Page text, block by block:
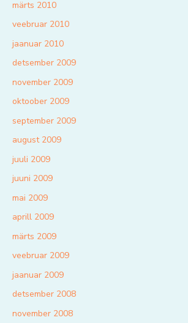
märts 2010
veebruar 2010
jaanuar 2010
detsember 2009
november 2009
oktoober 2009
september 2009
august 2009
juuli 2009
juuni 2009
mai 2009
aprill 2009
märts 2009
veebruar 2009
jaanuar 2009
detsember 2008
november 2008